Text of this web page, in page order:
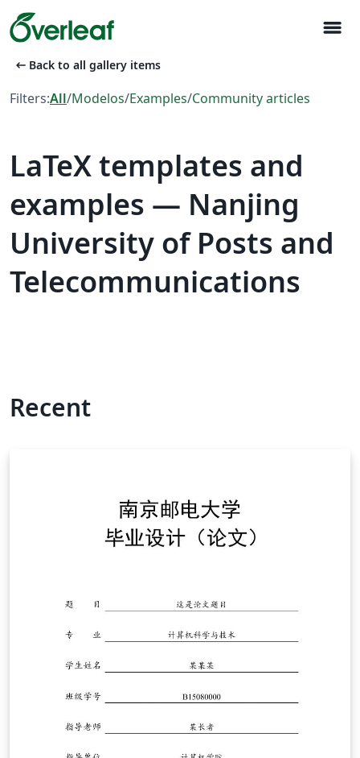
menu
arrow_left_alt Back to all gallery items
Filters:All/Modelos/Examples/Community articles
LaTeX templates and
examples — Nanjing
University of Posts and
Telecommunications
Recent